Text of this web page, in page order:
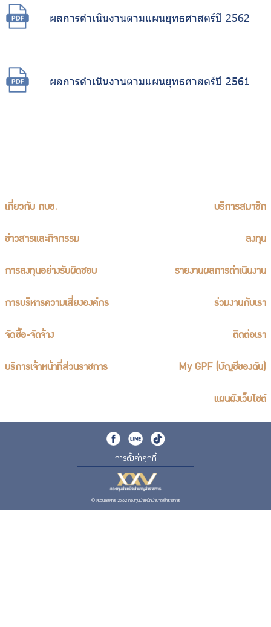
ผลการดำเนินงานตามแผนยุทธศาสตร์ปี 2562
ผลการดำเนินงานตามแผนยุทธศาสตร์ปี 2561
เกี่ยวกับ กบข. บริการสมาชิก
ข่าวสารและกิจกรรม ลงทุน
การลงทุนอย่างรับผิดชอบ รายงานผลการดำเนินงาน
การบริหารความเสี่ยงองค์กร ร่วมงานกับเรา
จัดซื้อ-จัดจ้าง ติดต่อเรา
บริการเจ้าหน้าที่ส่วนราชการ My GPF (บัญชีของฉัน)
แผนผังเว็บไซต์
การตั้งค่าคุกกี้
© สงวนลิขสิทธิ์ 2562 กองทุนบำเหน็จบำนาญข้าราชการ